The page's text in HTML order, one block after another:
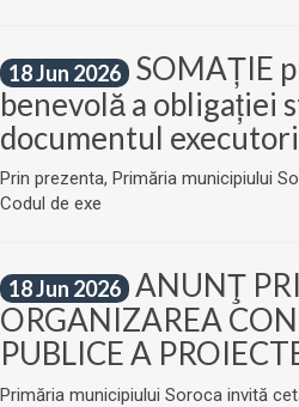
18 Jun 2026 SOMAȚIE
benevolă a obligației
documentul
Prin prezenta, Primăria municipiului
Codul de exe
18 Jun 2026 ANUNŢ
ORGANIZAREA
PUBLICE A
Primăria municipiului Soroca invită